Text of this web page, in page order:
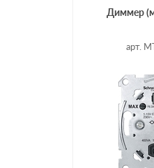
Диммер
арт.